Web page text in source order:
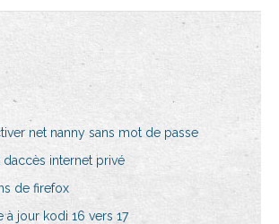
net nanny sans mot de passe
internet privé
de firefox
à jour kodi 16 vers 17